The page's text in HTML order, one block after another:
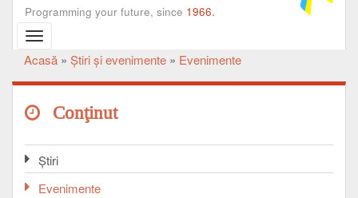
Programming your future, since 1966.
Toggle
navigation
Breadcrumb
Acasă Ştiri şi evenimente Evenimente
Conţinut
Ştiri
Evenimente